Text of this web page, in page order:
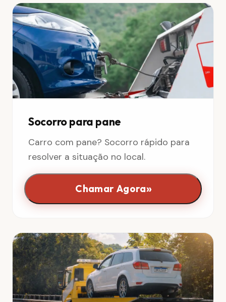
Socorro para pane
Carro com pane? Socorro rápido para
resolver a situação no local.
Chamar Agora»